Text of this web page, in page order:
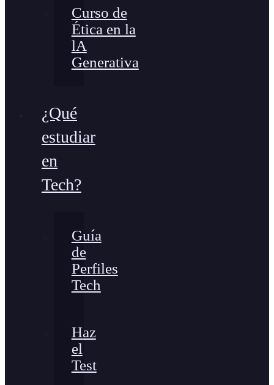
Curso de
Ética en la
lA
Generativa
¿Qué
estudiar
en
Tech?
Guía
de
Perfiles
Tech
Haz
el
Test